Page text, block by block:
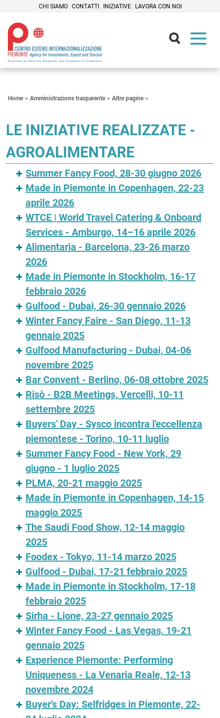
CHI SIAMO CONTATTI INIZIATIVE LAVORA CON NOI
Home Amministrazione trasparente Altre pagine
LE INIZIATIVE REALIZZATE -
AGROALIMENTARE
Summer Fancy Food, 28-30 giugno 2026
Made in Piemonte in Copenhagen, 22-23
aprile 2026
WTCE | World Travel Catering & Onboard
Services - Amburgo, 14–16 aprile 2026
Alimentaria - Barcelona, 23-26 marzo
2026
Made in Piemonte in Stockholm, 16-17
febbraio 2026
Gulfood - Dubai, 26-30 gennaio 2026
Winter Fancy Faire - San Diego, 11-13
gennaio 2025
Gulfood Manufacturing - Dubai, 04-06
novembre 2025
Bar Convent - Berlino, 06-08 ottobre 2025
Risò - B2B Meetings, Vercelli, 10-11
settembre 2025
Buyers' Day - Sysco incontra l'eccellenza
piemontese - Torino, 10-11 luglio
Summer Fancy Food - New York, 29
giugno - 1 luglio 2025
PLMA, 20-21 maggio 2025
Made in Piemonte in Copenhagen, 14-15
maggio 2025
The Saudi Food Show, 12-14 maggio
2025
Foodex - Tokyo, 11-14 marzo 2025
Gulfood - Dubai, 17-21 febbraio 2025
Made in Piemonte in Stockholm, 17-18
febbraio 2025
Sirha - Lione, 23-27 gennaio 2025
Winter Fancy Food - Las Vegas, 19-21
gennaio 2025
Experience Piemonte: Performing
Uniqueness - La Venaria Reale, 12-13
novembre 2024
Buyer's Day: Selfridges in Piemonte, 22-